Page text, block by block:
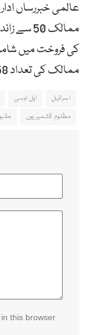
ممالک
کی فروخت میں
ممالک کی تعداد 58 سے زائد بتائی جاتی ہے۔
اسرائیل ایل اوسی
مظلوم کشمیریوں
this browser